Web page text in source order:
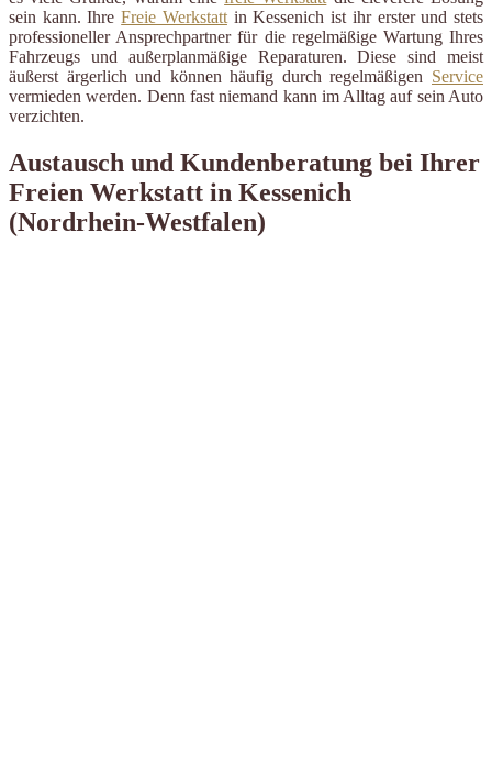
sein kann. IhreFreie Werkstattin Kessenich ist ihr erster und stets
professioneller Ansprechpartner für die regelmäßige Wartung Ihres
Fahrzeugs und außerplanmäßige Reparaturen. Diese sind meist
äußerst ärgerlich und können häufig durch regelmäßigen Service
vermieden werden. Denn fast niemand kann im Alltag auf sein Auto
verzichten.
Austausch und Kundenberatung bei Ihrer
Freien Werkstatt in Kessenich
(Nordrhein-Westfalen)